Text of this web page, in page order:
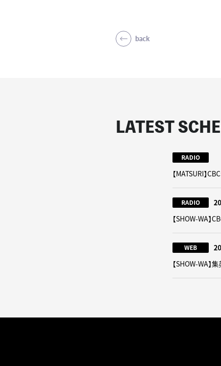
back
LATEST
RADIO
【MATSURI】
RADIO
【SHOW-WA】
WEB
【SHOW-WA